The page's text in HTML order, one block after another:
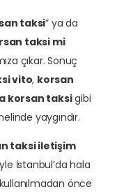
taksi” ya da
taksi mi
çıkar. Sonuç
vito, korsan
korsan taksigibi
yaygındır.
taksi iletişim
İstanbul’da hala
önce